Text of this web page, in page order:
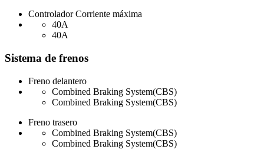
Controlador Corriente máxima
40A
40A
Sistema de frenos
Freno delantero
Combined Braking System(CBS)
Combined Braking System(CBS)
Freno trasero
Combined Braking System(CBS)
Combined Braking System(CBS)